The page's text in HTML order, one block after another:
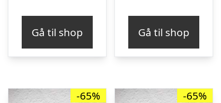
kr. 229,95.kr. 80,48.
Gå til shop
kr. 199,95.
kr.
Gå til shop
-65% -65%